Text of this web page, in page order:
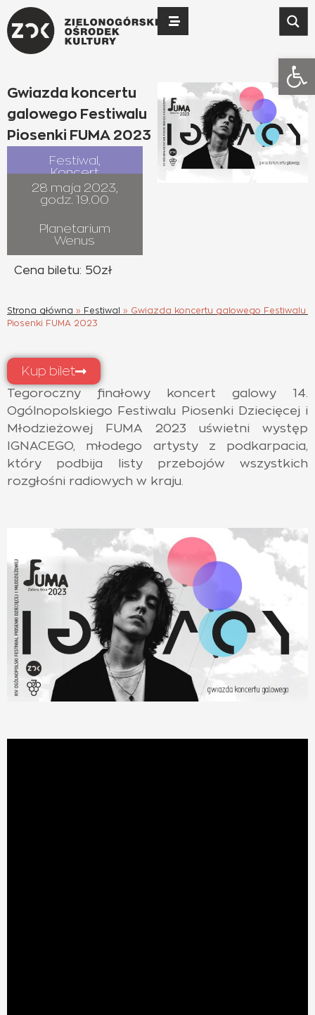
Gwiazda koncertu
galowego Festiwalu
Piosenki FUMA 2023
Festiwal
Koncert
28 maja 2023,
godz. 19.00
Planetarium
Wenus
Cena biletu: 50zł
Strona główna » Festiwal » Gwiazda koncertu galowego Festiwalu
Piosenki FUMA 2023
Kup bilet
Tegoroczny finałowy koncert galowy 14.
Ogólnopolskiego Festiwalu Piosenki Dziecięcej i
Młodzieżowej FUMA 2023 uświetni występ
IGNACEGO, młodego artysty z podkarpacia,
który podbija listy przebojów wszystkich
rozgłośni radiowych w kraju.